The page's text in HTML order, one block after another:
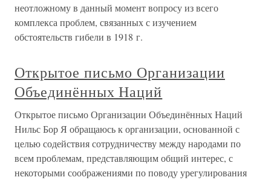
неотложному в данный момент вопросу из всего
комплекса проблем, связанных с изучением
обстоятельств гибели в 1918 г.
Открытое письмо Организации
Объединённых Наций
Открытое письмо Организации Объединённых Наций
Нильс Бор Я обращаюсь к организации, основанной с
целью содействия сотрудничеству между народами по
всем проблемам, представляющим общий интерес, с
некоторыми соображениями по поводу урегулирования